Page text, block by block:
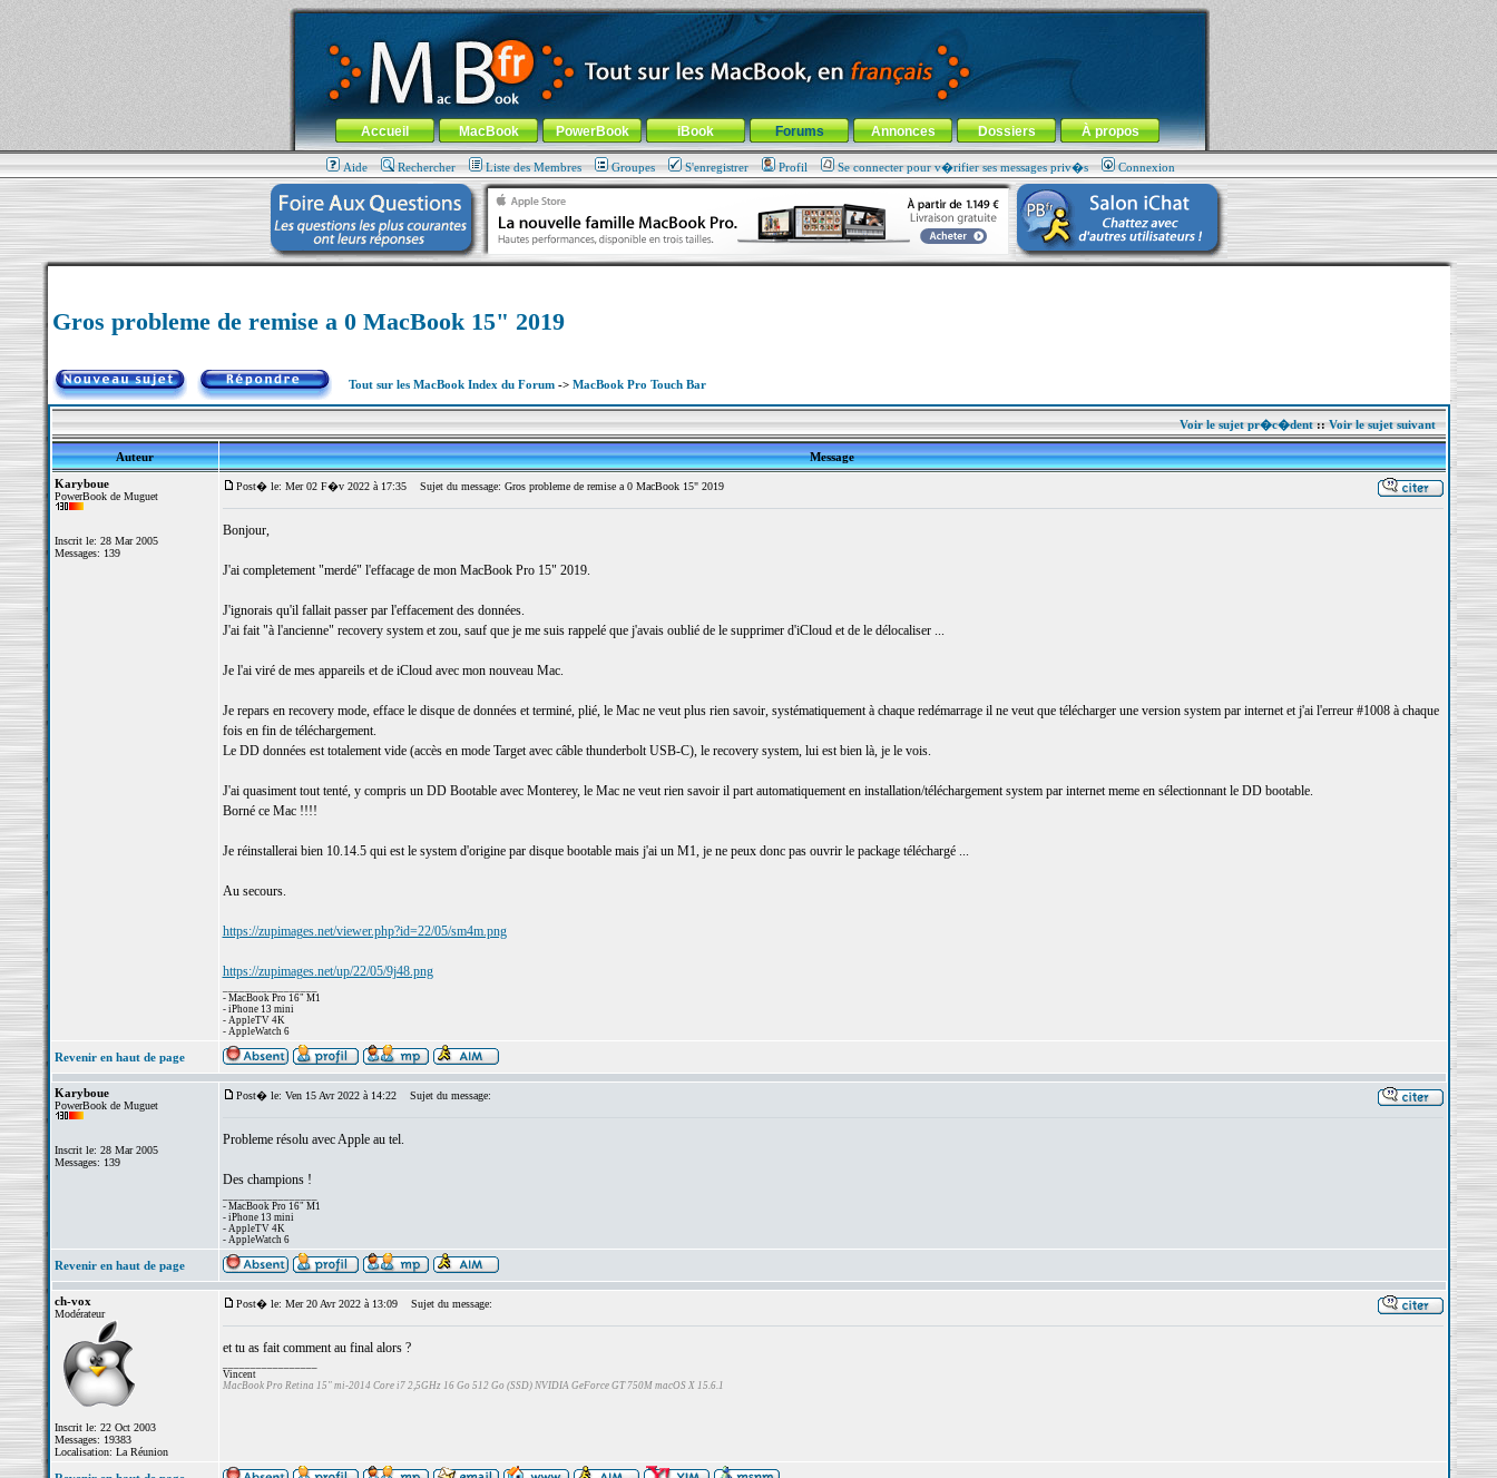
MacBook-fr.com : 100% Apple... 100% nomade !
Aller au contenu-Aller au menu général-Aller au menu de la rubrique
Menu général
Accueil MacBook PowerBook iBook Forums Annonces Dossiers À propos
Aide Rechercher Liste des Membres Groupes S'enregistrer Profil Se connecter pour v�rifier ses messages priv�s Connexion
Gros probleme de remise a 0 MacBook 15" 2019
Tout sur les MacBook Index du Forum-> MacBook Pro Touch Bar
Voir le sujet pr�c�dent::Voir le sujet suivant
Auteur
Message
Karyboue
PowerBook de Muguet
Inscrit le: 28 Mar 2005
Messages: 139
Post� le: Mer 02 F�v 2022 à 17:35 Sujet du message: Gros probleme de remise a 0 MacBook 15" 2019
Bonjour,
J'ai completement "merdé" l'effacage de mon MacBook Pro 15" 2019.
J'ignorais qu'il fallait passer par l'effacement des données.
J'ai fait "à l'ancienne" recovery system et zou, sauf que je me suis rappelé que j'avais oublié de le supprimer d'iCloud et de le délocaliser ...
Je l'ai viré de mes appareils et de iCloud avec mon nouveau Mac.
Je repars en recovery mode, efface le disque de données et terminé, plié, le Mac ne veut plus rien savoir, systématiquement à chaque redémarrage il ne veut que télécharger une version system par internet et j'ai l'erreur #1008 à chaque
fois en fin de téléchargement.
Le DD données est totalement vide (accès en mode Target avec câble thunderbolt USB-C), le recovery system, lui est bien là, je le vois.
J'ai quasiment tout tenté, y compris un DD Bootable avec Monterey, le Mac ne veut rien savoir il part automatiquement en installation/téléchargement system par internet meme en sélectionnant le DD bootable.
Borné ce Mac !!!!
Je réinstallerai bien 10.14.5 qui est le system d'origine par disque bootable mais j'ai un M1, je ne peux donc pas ouvrir le package téléchargé ...
Au secours.
https://zupimages.net/viewer.php?id=22/05/sm4m.png
https://zupimages.net/up/22/05/9j48.png
- MacBook Pro 16" M1
- iPhone 13 mini
- AppleTV 4K
- AppleWatch 6
Revenir en haut de page
Karyboue
PowerBook de Muguet
Inscrit le: 28 Mar 2005
Messages: 139
Post� le: Ven 15 Avr 2022 à 14:22 Sujet du message:
Probleme résolu avec Apple au tel.
Des champions !
- MacBook Pro 16" M1
- iPhone 13 mini
- AppleTV 4K
- AppleWatch 6
Revenir en haut de page
ch-vox
Modérateur
Inscrit le: 22 Oct 2003
Messages: 19383
Localisation: La Réunion
Post� le: Mer 20 Avr 2022 à 13:09 Sujet du message:
et tu as fait comment au final alors ?
Vincent
MacBook Pro Retina 15" mi-2014 Core i7 2,5GHz 16 Go 512 Go (SSD) NVIDIA GeForce GT 750M macOS X 15.6.1